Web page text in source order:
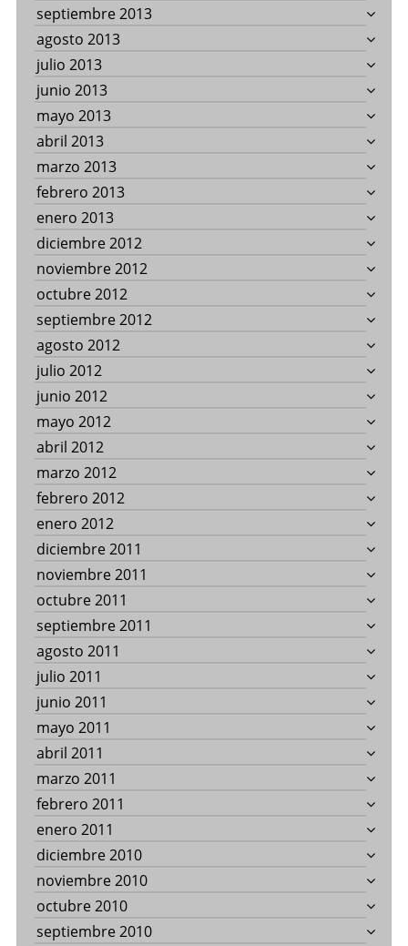
septiembre 2013
agosto 2013
julio 2013
junio 2013
mayo 2013
abril 2013
marzo 2013
febrero 2013
enero 2013
diciembre 2012
noviembre 2012
octubre 2012
septiembre 2012
agosto 2012
julio 2012
junio 2012
mayo 2012
abril 2012
marzo 2012
febrero 2012
enero 2012
diciembre 2011
noviembre 2011
octubre 2011
septiembre 2011
agosto 2011
julio 2011
junio 2011
mayo 2011
abril 2011
marzo 2011
febrero 2011
enero 2011
diciembre 2010
noviembre 2010
octubre 2010
septiembre 2010